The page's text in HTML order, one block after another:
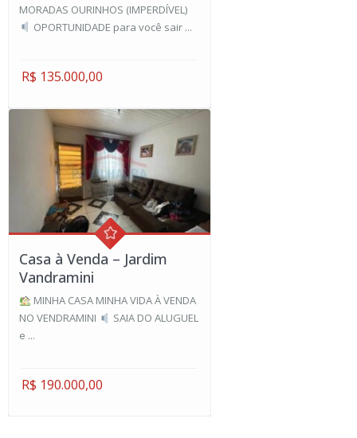
MORADAS OURINHOS (IMPERDÍVEL)
OPORTUNIDADE para você sair ...
R$ 135.000,00
Casa à Venda – Jardim
Vandramini
MINHA CASA MINHA VIDA À VENDA
NO VENDRAMINI
SAIA DO ALUGUEL
e ...
R$ 190.000,00